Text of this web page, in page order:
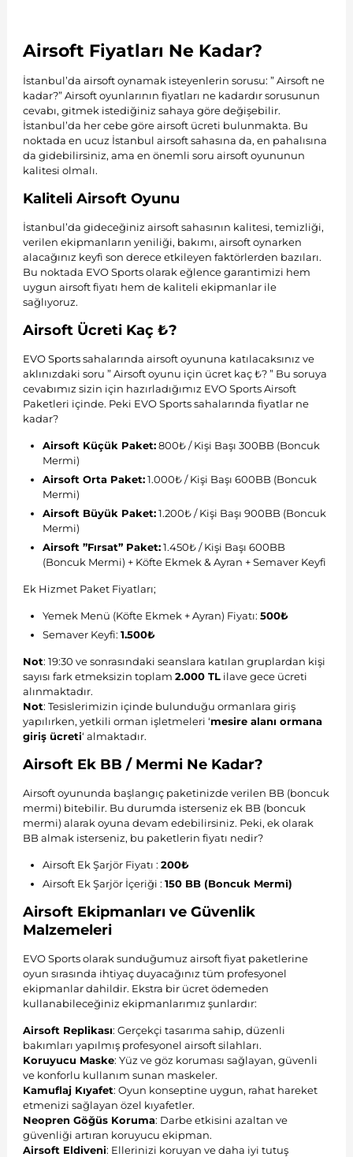
Airsoft Fiyatları Ne Kadar?
İstanbul’da airsoftoynamak isteyenlerin sorusu: ” Airsoft ne
kadar?” Airsoft oyunlarının fiyatları ne kadardır sorusunun
cevabı, gitmek istediğiniz sahaya göre değişebilir.
İstanbul’da her cebe göre airsoft ücreti bulunmakta. Bu
noktada en ucuz İstanbul airsoft sahasına da, en pahalısına
da gidebilirsiniz, ama en önemli soru airsoft oyununun
kalitesi olmalı.
Kaliteli Airsoft Oyunu
İstanbul’da gideceğiniz airsoft sahasının kalitesi, temizliği,
verilen ekipmanların yeniliği, bakımı, airsoft oynarken
alacağınız keyfi son derece etkileyen faktörlerden bazıları.
Bu noktada EVO Sports olarak eğlence garantimizi hem
uygun airsoft fiyatı hem de kaliteli ekipmanlar ile
sağlıyoruz.
Airsoft Ücreti Kaç ₺?
EVO Sportssahalarında airsoft oyununa katılacaksınız ve
aklınızdaki soru ” Airsoft oyunu için ücret kaç ₺? ” Bu soruya
cevabımız sizin için hazırladığımız EVO Sports Airsoft
Paketleri içinde. Peki EVO Sports sahalarında fiyatlar ne
kadar?
Airsoft Küçük Paket:800₺ / Kişi Başı 300BB (Boncuk
Mermi)
Airsoft Orta Paket:1.000₺ / Kişi Başı 600BB (Boncuk
Mermi)
Airsoft Büyük Paket:1.200₺ / Kişi Başı 900BB (Boncuk
Mermi)
Airsoft ”Fırsat” Paket:1.450₺ / Kişi Başı 600BB
(Boncuk Mermi) + Köfte Ekmek & Ayran + Semaver Keyfi
Ek Hizmet Paket Fiyatları;
Yemek Menü (Köfte Ekmek + Ayran) Fiyatı: 500₺
Semaver Keyfi: 1.500₺
Not: 19:30 ve sonrasındaki seanslara katılan gruplardan kişi
sayısı fark etmeksizin toplam 2.000 TLilave gece ücreti
alınmaktadır.
Not: Tesislerimizin içinde bulunduğu ormanlara giriş
yapılırken, yetkili orman işletmeleri ‘mesire alanı ormana
giriş ücreti‘ almaktadır.
Airsoft Ek BB / Mermi Ne Kadar?
Airsoft oyununda başlangıç paketinizde verilen BB (boncuk
mermi) bitebilir. Bu durumda isterseniz ek BB (boncuk
mermi) alarak oyuna devam edebilirsiniz. Peki, ek olarak
BB almak isterseniz, bu paketlerin fiyatı nedir?
Airsoft Ek Şarjör Fiyatı : 200₺
Airsoft Ek Şarjör İçeriği : 150 BB (Boncuk Mermi)
Airsoft Ekipmanları ve Güvenlik
Malzemeleri
EVO Sports olarak sunduğumuz airsoft fiyat paketlerine
oyun sırasında ihtiyaç duyacağınız tüm profesyonel
ekipmanlar dahildir. Ekstra bir ücret ödemeden
kullanabileceğiniz ekipmanlarımız şunlardır:
Airsoft Replikası: Gerçekçi tasarıma sahip, düzenli
bakımları yapılmış profesyonel airsoft silahları.
Koruyucu Maske: Yüz ve göz koruması sağlayan, güvenli
ve konforlu kullanım sunan maskeler.
Kamuflaj Kıyafet: Oyun konseptine uygun, rahat hareket
etmenizi sağlayan özel kıyafetler.
Neopren Göğüs Koruma: Darbe etkisini azaltan ve
güvenliği artıran koruyucu ekipman.
Airsoft Eldiveni: Ellerinizi koruyan ve daha iyi tutuş